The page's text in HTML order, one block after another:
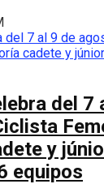
del 7
y
equipos